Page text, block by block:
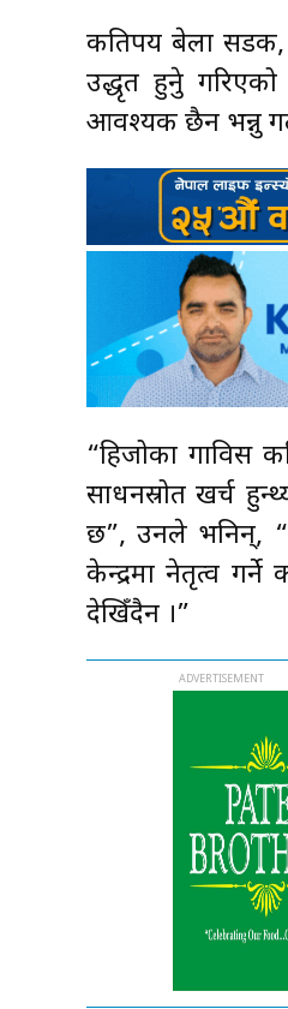
कतिपय बेला सडक,
उद्धृत हुनुे गरिएको
आवश्यक छैन भन्नु
“हिजोका गाविस
साधनस्रोत खर्च
छ”, उनले भनिन्,
केन्द्रमा नेतृत्व
देखिँदैन ।”